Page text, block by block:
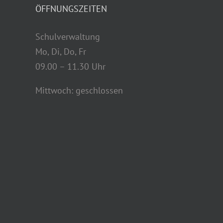
Schulverwaltung
09.00 – 11.30 Uhr
Mittwoch: geschlossen